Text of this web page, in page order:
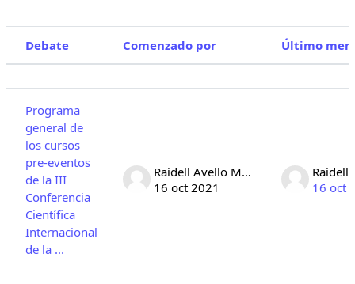
Estado
Debate Comenzado por Último
Programa
general de
los cursos
pre-eventos
de la III
Conferencia
Científica
Internacional
de la ...
Raidell Avello Martinez
16 oct 2021
16 oct